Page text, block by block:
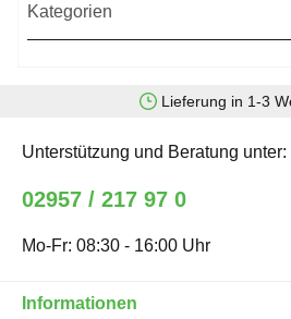
Kategorien
Lieferung in 1-3
Persönliche
Unterstützung und Beratung unter:
02957 / 217 97 0
Mo-Fr: 08:30 - 16:00 Uhr
Informationen